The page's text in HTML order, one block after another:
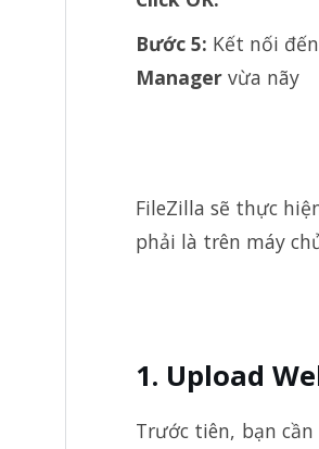
Bước 5: Kết nối
Manager vừa nãy
FileZilla sẽ thực
phải là trên máy
Upload
Trước tiên, bạn